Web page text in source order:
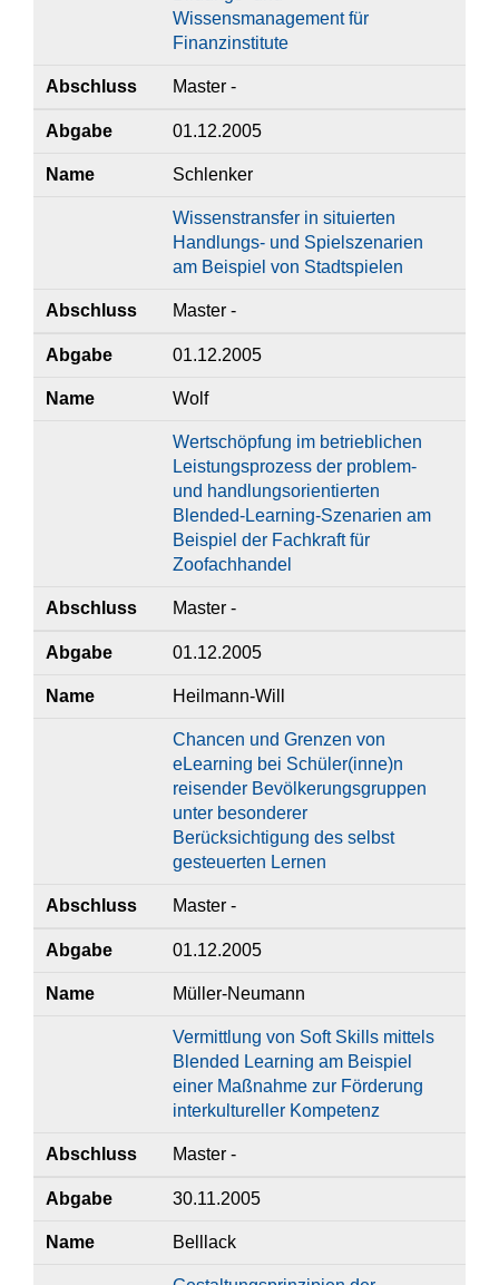
Wissensmanagement für
Finanzinstitute
Abschluss Master -
Abgabe 01.12.2005
Name Schlenker
Wissenstransfer in situierten
Handlungs- und Spielszenarien
am Beispiel von Stadtspielen
Abschluss Master -
Abgabe 01.12.2005
Name Wolf
Wertschöpfung im betrieblichen
Leistungsprozess der problem-
und handlungsorientierten
Blended-Learning-Szenarien am
Beispiel der Fachkraft für
Zoofachhandel
Abschluss Master -
Abgabe 01.12.2005
Name Heilmann-Will
Chancen und Grenzen von
eLearning bei Schüler(inne)n
reisender Bevölkerungsgruppen
unter besonderer
Berücksichtigung des selbst
gesteuerten Lernen
Abschluss Master -
Abgabe 01.12.2005
Name Müller-Neumann
Vermittlung von Soft Skills mittels
Blended Learning am Beispiel
einer Maßnahme zur Förderung
interkultureller Kompetenz
Abschluss Master -
Abgabe 30.11.2005
Name Belllack